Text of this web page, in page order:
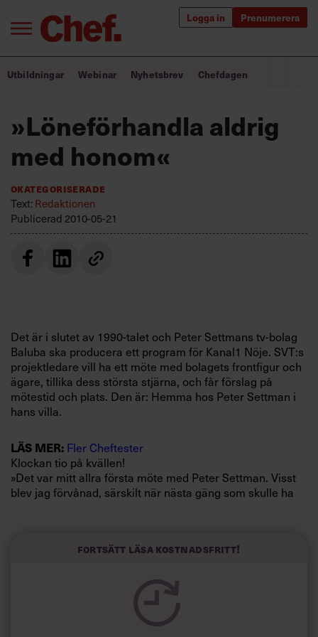
Logga in Prenumerera
Annonsera
Villkor och policy för
personuppgiftsbehandling
Sök
efter:
Bra ledare förändrar världen
Utbildning för ledare
Chefakademin+
Populära utbildningar
Utbildningar Webinar Nyhetsbrev Chefdagen
»Löneförhandla aldrig
med honom«
Okategoriserade
Text:Redaktionen
Publicerad 2010-05-21
Det är i slutet av 1990-talet och Peter Settmans tv-bolag
Baluba ska producera ett program för Kanal1 Nöje. SVT:s
projektledare vill ha ett möte med bolagets frontfigur och
ägare, tillika dess största stjärna, och får förslag på
mötestid och plats. Den är: Hemma hos Peter Settman i
hans villa.
LÄS MER: Fler Cheftester
Klockan tio på kvällen!
»Det var mitt allra första möte med Peter Settman. Visst
blev jag förvånad, särskilt när nästa gäng som skulle ha
det var inga konstigheter.«
Att det inte är alldeles lätt att få en stund med tv:s meste
entreprenör har mer än en medarbetare, journalist och
kund fått erfara. Ofta möts de av hans personliga
Fortsätt läsa kostnadsfritt!